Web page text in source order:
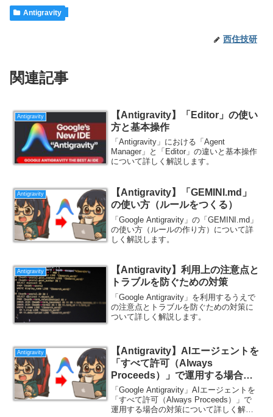
Antigravity
西住技研
関連記事
Antigravity
【Antigravity】「Editor」の使い
方と基本操作
「Antigravity」における「Agent
Manager」と「Editor」の違いと基本操作
について詳しく解説します。
Antigravity
【Antigravity】「GEMINI.md」
の使い方（ルールをつくる）
「Google Antigravity」の「GEMINI.md」
の使い方（ルールの作り方）について詳
しく解説します。
Antigravity
【Antigravity】利用上の注意点と
トラブルを防ぐための対策
「Google Antigravity」を利用するうえで
の注意点とトラブルを防ぐための対策に
ついて詳しく解説します。
Antigravity
【Antigravity】AIエージェントを
「すべて許可（Always
Proceeds）」で運用する場合の
対策
「Google Antigravity」AIエージェントを
「すべて許可（Always Proceeds）」で
運用する場合の対策について詳しく解説